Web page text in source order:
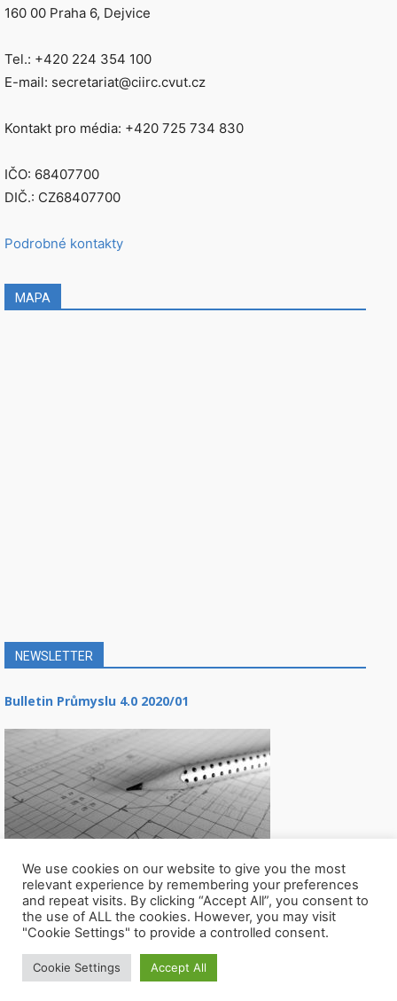
160 00 Praha 6, Dejvice
Tel.: +420 224 354 100
E-mail: secretariat@ciirc.cvut.cz
Kontakt pro média: +420 725 734 830
IČO: 68407700
DIČ.: CZ68407700
Podrobné kontakty
MAPA
NEWSLETTER
Bulletin Průmyslu 4.0 2020/01
We use cookies on our website to give you the most
relevant experience by remembering your preferences
and repeat visits. By clicking “Accept All”, you consent to
the use of ALL the cookies. However, you may visit
"Cookie Settings" to provide a controlled consent.
Cookie Settings Accept All